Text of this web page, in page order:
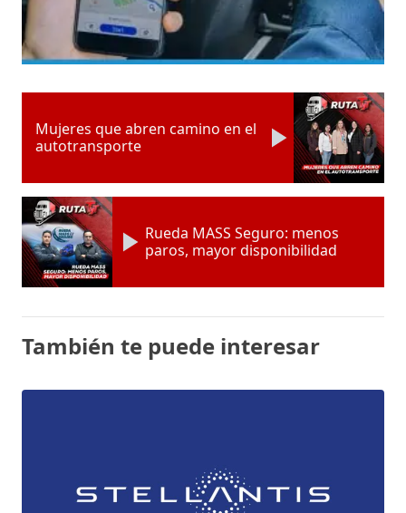
Mujeres que abren camino en el
autotransporte
Rueda MASS Seguro: menos
paros, mayor disponibilidad
También te puede interesar